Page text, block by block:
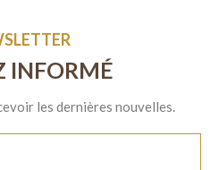
INFORMÉ
les dernières nouvelles.